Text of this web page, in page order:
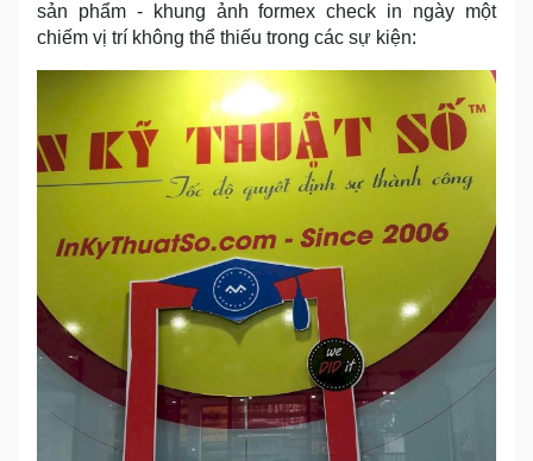
sản phẩm - khung ảnh formex check in ngày một
chiếm vị trí không thể thiếu trong các sự kiện: